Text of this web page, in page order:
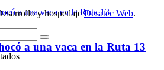
a una vaca en la Ruta 13
y hospedajeDesatec Web.